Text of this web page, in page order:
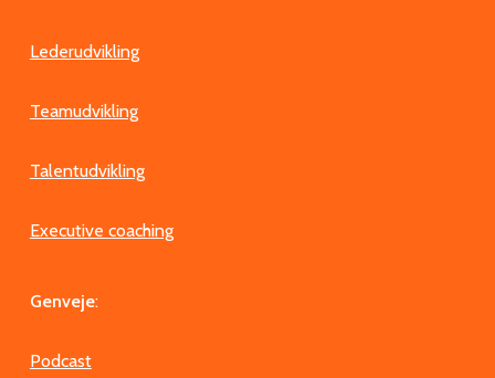
Lederudvikling
Teamudvikling
Talentudvikling
Executive coaching
Genveje:
Podcast